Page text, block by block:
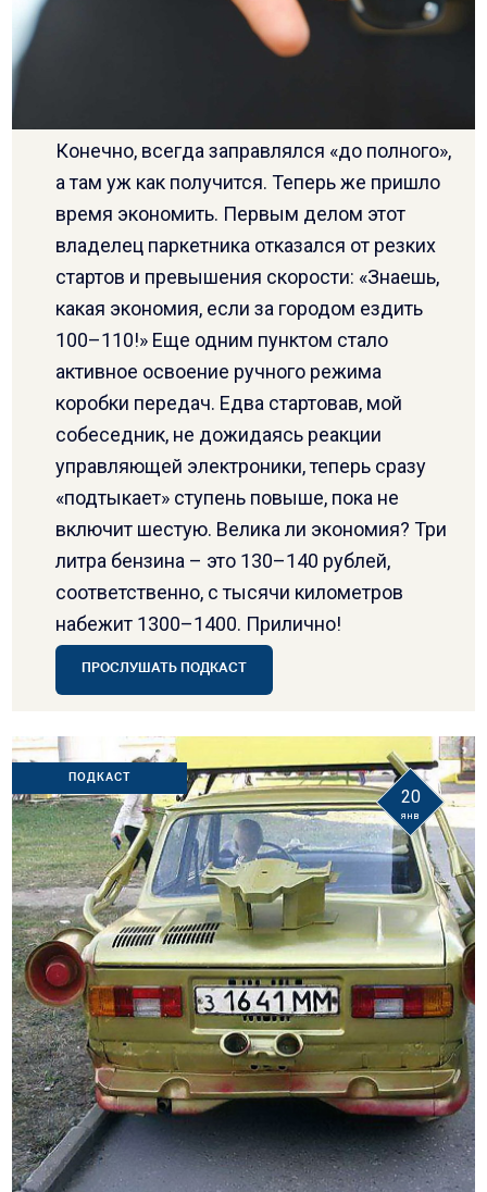
Конечно, всегда заправлялся «до полного»,
а там уж как получится. Теперь же пришло
время экономить. Первым делом этот
владелец паркетника отказался от резких
стартов и превышения скорости: «Знаешь,
какая экономия, если за городом ездить
100–110!» Еще одним пунктом стало
активное освоение ручного режима
коробки передач. Едва стартовав, мой
собеседник, не дожидаясь реакции
управляющей электроники, теперь сразу
«подтыкает» ступень повыше, пока не
включит шестую. Велика ли экономия? Три
литра бензина – это 130–140 рублей,
соответственно, с тысячи километров
набежит 1300–1400. Прилично!
ПРОСЛУШАТЬ ПОДКАСТ
ПОДКАСТ
20
янв